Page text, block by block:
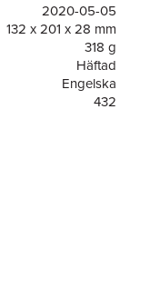
2020-05-05
132 x 201 x 28 mm
318 g
Häftad
Engelska
432